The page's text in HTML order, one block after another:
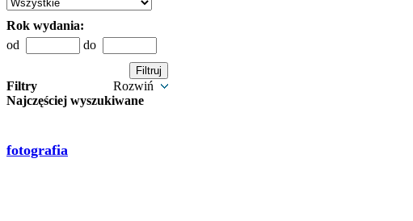
Rok wydania:
od
do
Filtry
Rozwiń
Najczęściej wyszukiwane
fotografia